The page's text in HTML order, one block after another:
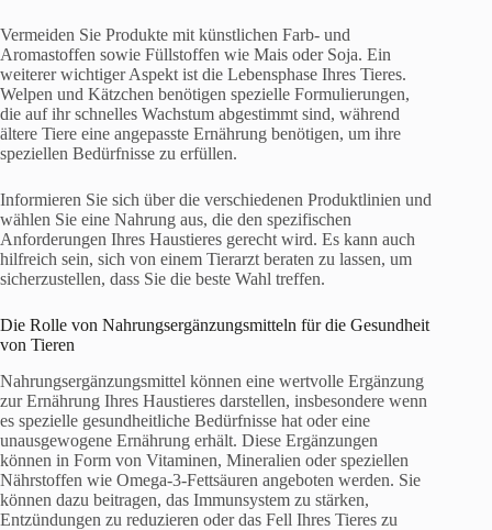
Vermeiden Sie Produkte mit künstlichen Farb- und
Aromastoffen sowie Füllstoffen wie Mais oder Soja. Ein
weiterer wichtiger Aspekt ist die Lebensphase Ihres Tieres.
Welpen und Kätzchen benötigen spezielle Formulierungen,
die auf ihr schnelles Wachstum abgestimmt sind, während
ältere Tiere eine angepasste Ernährung benötigen, um ihre
speziellen Bedürfnisse zu erfüllen.
Informieren Sie sich über die verschiedenen Produktlinien und
wählen Sie eine Nahrung aus, die den spezifischen
Anforderungen Ihres Haustieres gerecht wird. Es kann auch
hilfreich sein, sich von einem Tierarzt beraten zu lassen, um
sicherzustellen, dass Sie die beste Wahl treffen.
Die Rolle von Nahrungsergänzungsmitteln für die Gesundheit
von Tieren
Nahrungsergänzungsmittel können eine wertvolle Ergänzung
zur Ernährung Ihres Haustieres darstellen, insbesondere wenn
es spezielle gesundheitliche Bedürfnisse hat oder eine
unausgewogene Ernährung erhält. Diese Ergänzungen
können in Form von Vitaminen, Mineralien oder speziellen
Nährstoffen wie Omega-3-Fettsäuren angeboten werden. Sie
können dazu beitragen, das Immunsystem zu stärken,
Entzündungen zu reduzieren oder das Fell Ihres Tieres zu